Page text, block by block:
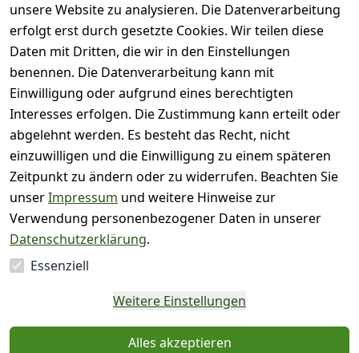
4
( 0
)
3
( 0
)
2
( 0
1
)
Es hat noch niemand
eine Bewertung für
diesen Artikel
abgegeben
Person - klicken Sie für
Details
unsere Website zu analysieren. Die Datenverarbeitung
erfolgt erst durch gesetzte Cookies. Wir teilen diese
Daten mit Dritten, die wir in den Einstellungen
benennen. Die Datenverarbeitung kann mit
Einwilligung oder aufgrund eines berechtigten
Interesses erfolgen. Die Zustimmung kann erteilt oder
abgelehnt werden. Es besteht das Recht, nicht
einzuwilligen und die Einwilligung zu einem späteren
Zeitpunkt zu ändern oder zu widerrufen. Beachten Sie
unserImpressum und weitere Hinweise zur
Verwendung personenbezogener Daten in unserer
Datenschutzerklärung.
Essenziell
Weitere Einstellungen
Alles akzeptieren